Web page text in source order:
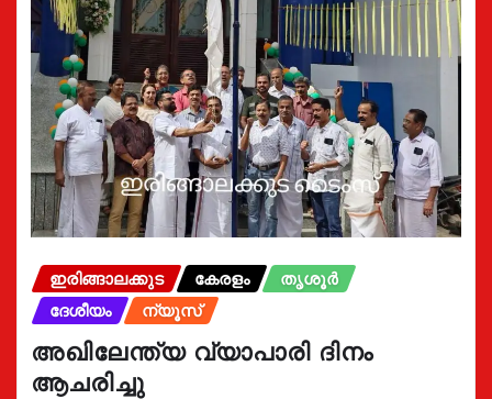
ഇരിങ്ങാലക്കുട കേരളം
തൃശൂർ
ദേശീയം
ന്യൂസ്
അഖിലേന്ത്യ വ്യാപാരി ദിനം
ആചരിച്ചു